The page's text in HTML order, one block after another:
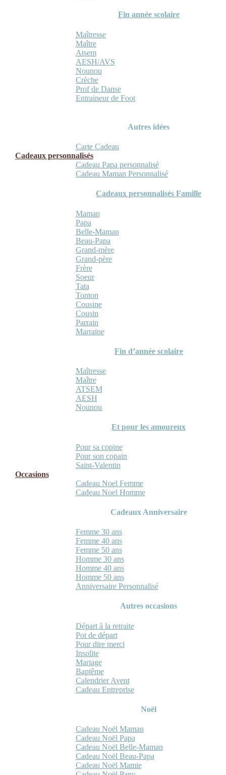
Fin année scolaire
Maîtresse
Maître
Atsem
AESH/AVS
Nounou
Crèche
Prof de Danse
Entraineur de Foot
Autres idées
Carte Cadeau
Cadeaux personnalisés
Cadeau Papa personnalisé
Cadeau Maman Personnalisé
Cadeaux personnalisés Famille
Maman
Papa
Belle-Maman
Beau-Papa
Grand-mère
Grand-père
Frère
Soeur
Tata
Tonton
Cousine
Cousin
Parrain
Marraine
Fin d’année scolaire
Maîtresse
Maître
ATSEM
AESH
Nounou
Et pour les amoureux
Pour sa copine
Pour son copain
Saint-Valentin
Occasions
Cadeau Noel Femme
Cadeau Noel Homme
Cadeaux Anniversaire
Femme 30 ans
Femme 40 ans
Femme 50 ans
Homme 30 ans
Homme 40 ans
Homme 50 ans
Anniversaire Personnalisé
Autres occasions
Départ à la retraite
Pot de départ
Pour dire merci
Insolite
Mariage
Baptême
Calendrier Avent
Cadeau Entreprise
Noël
Cadeau Noël Maman
Cadeau Noël Papa
Cadeau Noël Belle-Maman
Cadeau Noël Beau-Papa
Cadeau Noël Mamie